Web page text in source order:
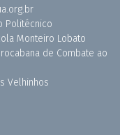
Politécnico
Monteiro Lobato
de Combate ao
Velhinhos